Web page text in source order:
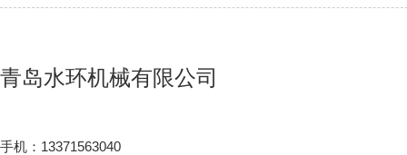
青岛水环机械有限公司
手机：13371563040